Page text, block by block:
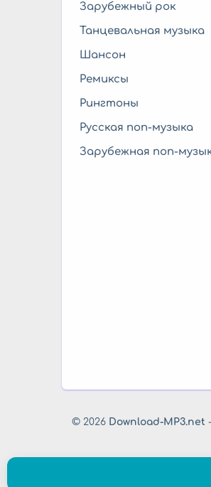
Зарубежный рок
Танцевальная музыка
Шансон
Ремиксы
Рингтоны
Русская поп-музыка
Зарубежная поп-
© 2026 Download-MP3.net